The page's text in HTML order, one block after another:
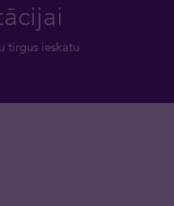
tirgus ieskatu